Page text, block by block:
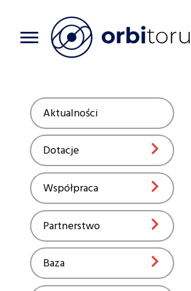
Aktualności Show
Dotacje Show
Współpraca Show
Partnerstwo Show
Baza Show